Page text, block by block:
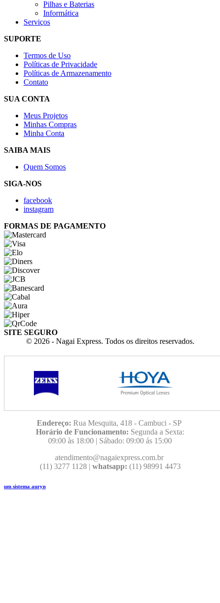
Pilhas e Baterias
Informática
Serviços
SUPORTE
Termos de Uso
Políticas de Privacidade
Políticas de Armazenamento
Contato
SUA CONTA
Meus Projetos
Minhas Compras
Minha Conta
SAIBA MAIS
Quem Somos
SIGA-NOS
facebook
instagram
FORMAS DE PAGAMENTO
SITE SEGURO
© 2026 - Nagai Express. Todos os direitos reservados.
Endereço: Rua Mesquita, 418 - Cambuci - SP
Horário de Funcionamento: Segunda a Sexta:
09:00 às 18:00 | Sábado: 09:00 ás 15:00
atendimento@nagaiexpress.com.br
(11) 3277 1128 | whatsapp: (11) 98991 4473
um sistema auryn